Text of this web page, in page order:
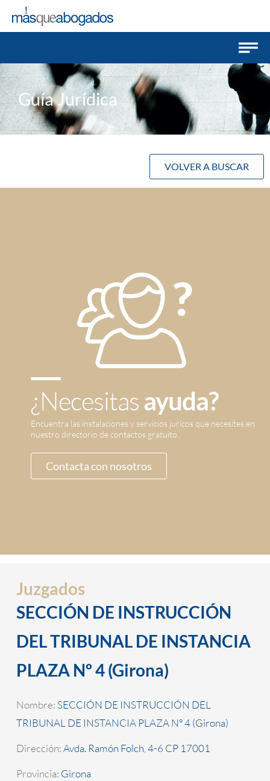
Guía Jurídica
VOLVER A BUSCAR
¿Necesitasayuda?
Encuentra las instalaciones y servicios jurícos que necesites en
nuestro directorio de contactos gratuito.
Contacta con nosotros
Juzgados
SECCIÓN DE INSTRUCCIÓN
DEL TRIBUNAL DE INSTANCIA
PLAZA Nº 4 (Girona)
Nombre: SECCIÓN DE INSTRUCCIÓN DEL
TRIBUNAL DE INSTANCIA PLAZA Nº 4 (Girona)
Dirección:Avda. Ramón Folch, 4-6 CP 17001
Provincia: Girona